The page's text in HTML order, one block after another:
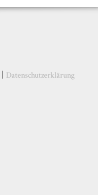
Datenschutzerklärung